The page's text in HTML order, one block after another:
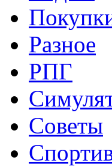
Разное
РПГ
Советы